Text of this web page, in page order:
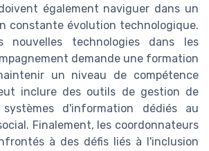
également naviguer dans un
constante évolution technologique.
nouvelles technologies dans les
demande une formation
un niveau de compétence
inclure des outils de gestion de
d'information dédiés au
Finalement, les coordonnateurs
à des défis liés à l'inclusion